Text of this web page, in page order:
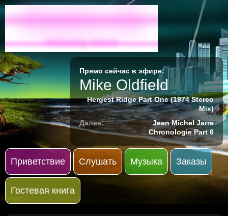
Radio-M
relaxing wave
Прямо сейчас в эфире:
Mike Oldfield
Hergest Ridge Part One (1974 Stereo
Mix)
Далее:
Jean Michel Jarre
Chronologie Part 6
Приветствие Слушать Музыка Заказы
Гостевая книга